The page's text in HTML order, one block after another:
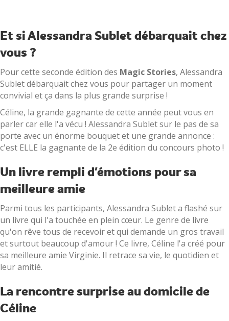
Et si Alessandra Sublet débarquait chez
vous ?
Pour cette seconde édition des Magic Stories, Alessandra
Sublet débarquait chez vous pour partager un moment
convivial et ça dans la plus grande surprise !
Céline, la grande gagnante de cette année peut vous en
parler car elle l'a vécu ! Alessandra Sublet sur le pas de sa
porte avec un énorme bouquet et une grande annonce :
c'est ELLE la gagnante de la 2e édition du concours photo !
Un livre rempli d'émotions pour sa
meilleure amie
Parmi tous les participants, Alessandra Sublet a flashé sur
un livre qui l'a touchée en plein cœur. Le genre de livre
qu'on rêve tous de recevoir et qui demande un gros travail
et surtout beaucoup d'amour ! Ce livre, Céline l'a créé pour
sa meilleure amie Virginie. Il retrace sa vie, le quotidien et
leur amitié.
La rencontre surprise au domicile de
Céline